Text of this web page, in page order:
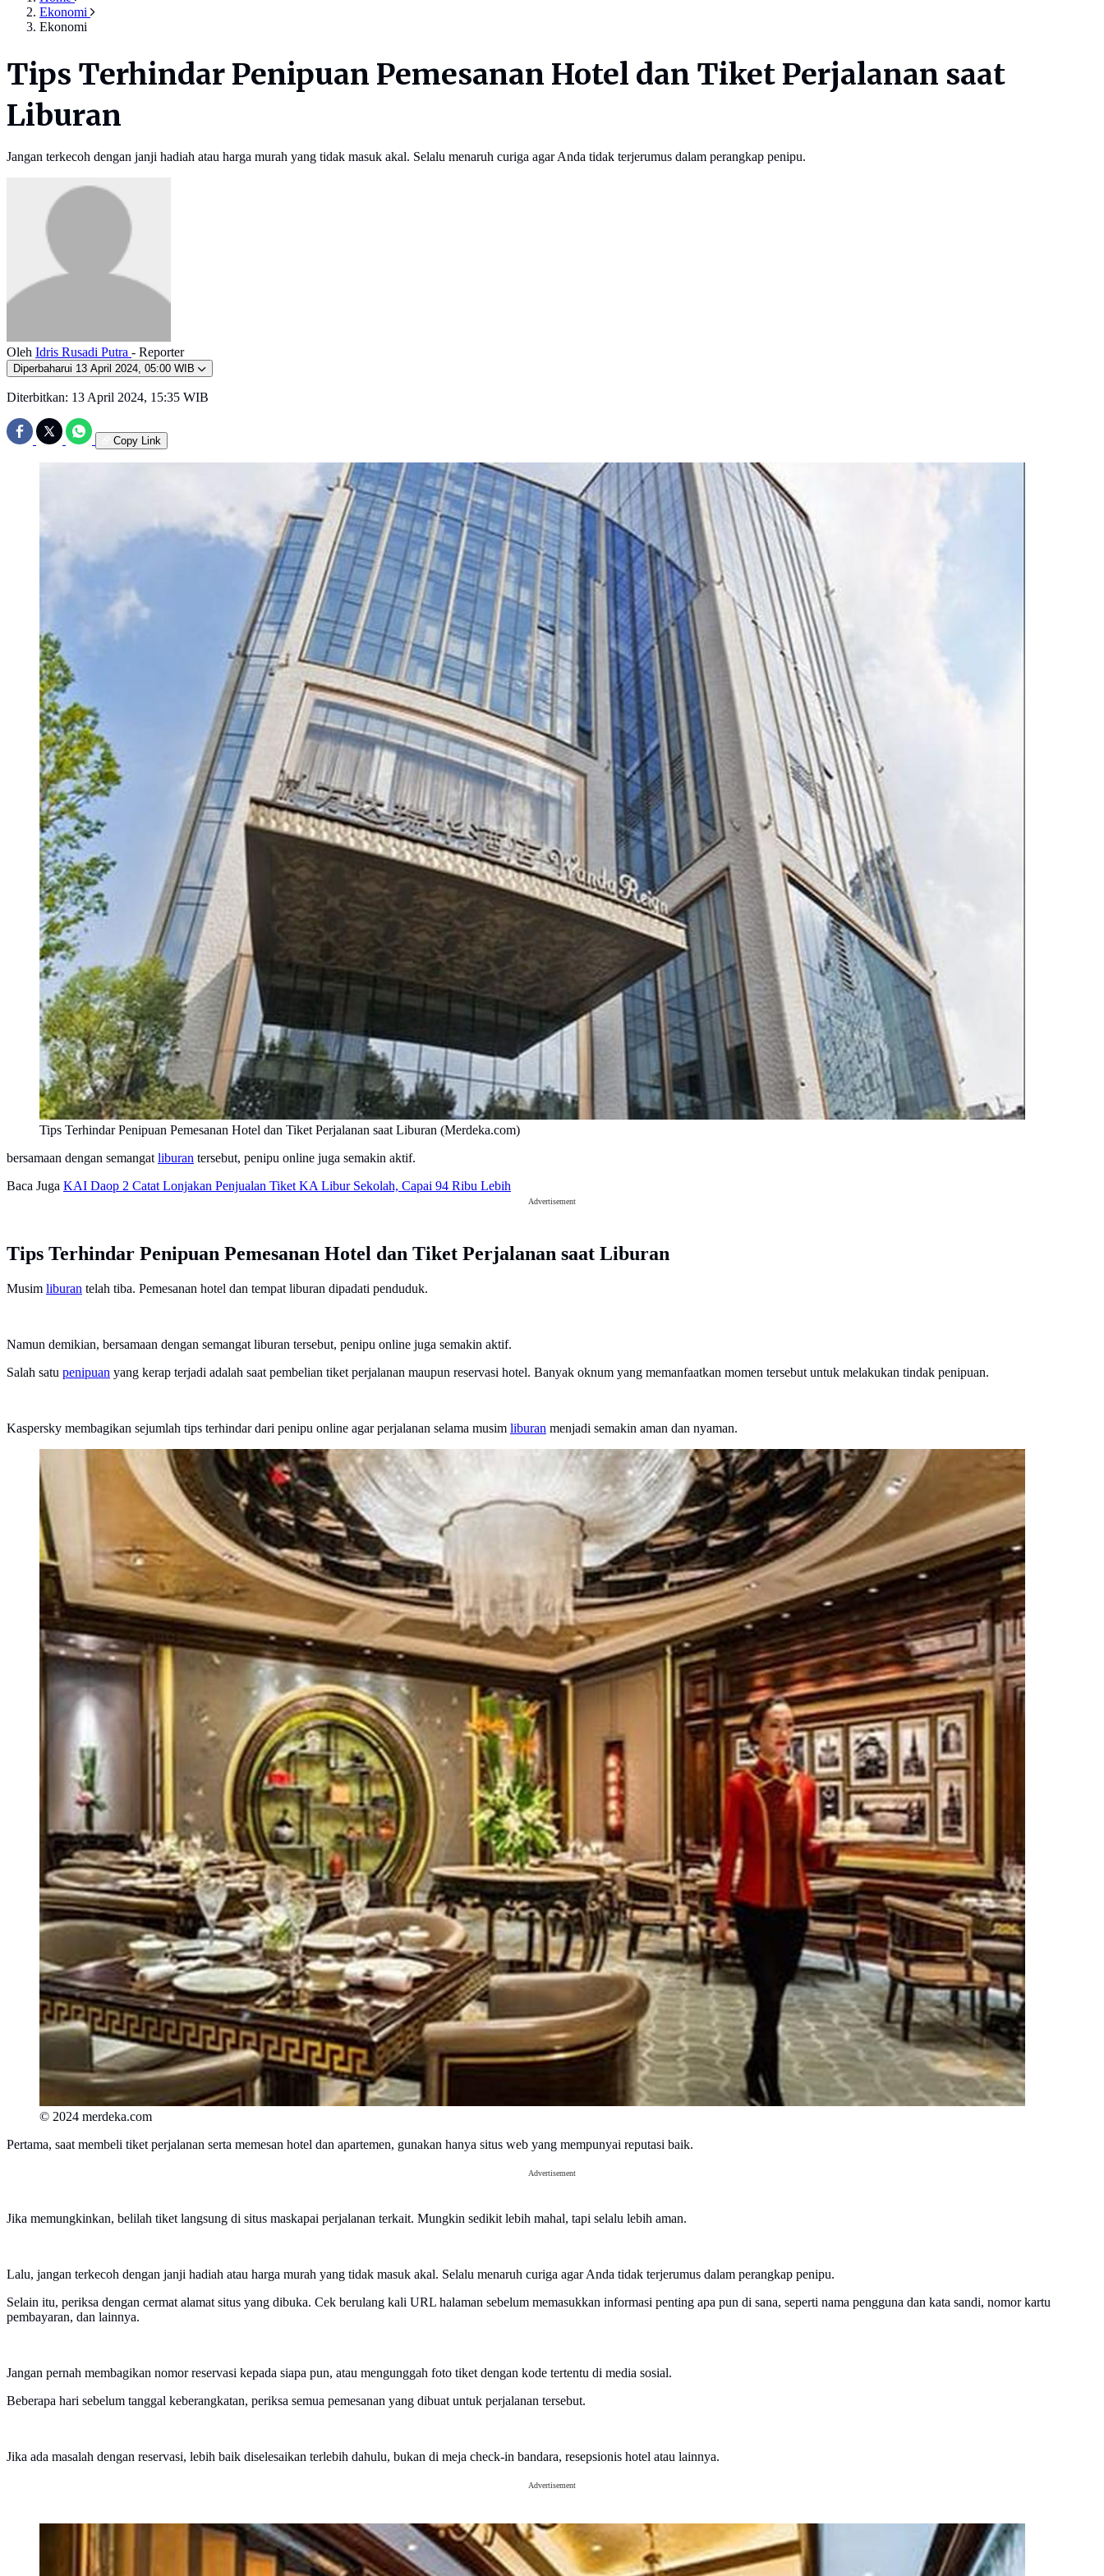
Ekonomi
Ekonomi
Tips Terhindar Penipuan Pemesanan Hotel dan Tiket Perjalanan saat
Liburan
Jangan terkecoh dengan janji hadiah atau harga murah yang tidak masuk akal. Selalu menaruh curiga agar Anda tidak terjerumus dalam perangkap penipu.
Oleh Idris Rusadi Putra - Reporter
Diperbaharui 13 April 2024, 05:00 WIB
Diterbitkan: 13 April 2024, 15:35 WIB
Copy Link
Tips Terhindar Penipuan Pemesanan Hotel dan Tiket Perjalanan saat Liburan (Merdeka.com)
bersamaan dengan semangat liburan tersebut, penipu online juga semakin aktif.
Baca Juga KAI Daop 2 Catat Lonjakan Penjualan Tiket KA Libur Sekolah, Capai 94 Ribu Lebih
Advertisement
Tips Terhindar Penipuan Pemesanan Hotel dan Tiket Perjalanan saat Liburan
Musim liburan telah tiba. Pemesanan hotel dan tempat liburan dipadati penduduk.
Namun demikian, bersamaan dengan semangat liburan tersebut, penipu online juga semakin aktif.
Salah satu penipuan yang kerap terjadi adalah saat pembelian tiket perjalanan maupun reservasi hotel. Banyak oknum yang memanfaatkan momen tersebut untuk melakukan tindak penipuan.
Kaspersky membagikan sejumlah tips terhindar dari penipu online agar perjalanan selama musim liburan menjadi semakin aman dan nyaman.
© 2024 merdeka.com
Pertama, saat membeli tiket perjalanan serta memesan hotel dan apartemen, gunakan hanya situs web yang mempunyai reputasi baik.
Advertisement
Jika memungkinkan, belilah tiket langsung di situs maskapai perjalanan terkait. Mungkin sedikit lebih mahal, tapi selalu lebih aman.
Lalu, jangan terkecoh dengan janji hadiah atau harga murah yang tidak masuk akal. Selalu menaruh curiga agar Anda tidak terjerumus dalam perangkap penipu.
Selain itu, periksa dengan cermat alamat situs yang dibuka. Cek berulang kali URL halaman sebelum memasukkan informasi penting apa pun di sana, seperti nama pengguna dan kata sandi, nomor kartu
pembayaran, dan lainnya.
Jangan pernah membagikan nomor reservasi kepada siapa pun, atau mengunggah foto tiket dengan kode tertentu di media sosial.
Beberapa hari sebelum tanggal keberangkatan, periksa semua pemesanan yang dibuat untuk perjalanan tersebut.
Jika ada masalah dengan reservasi, lebih baik diselesaikan terlebih dahulu, bukan di meja check-in bandara, resepsionis hotel atau lainnya.
Advertisement